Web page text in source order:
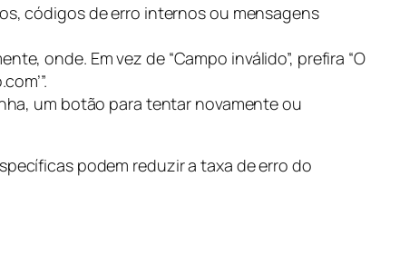
códigos de erro internos ou mensagens
onde. Em vez de “Campo inválido”, prefira “O
um botão para tentar novamente ou
podem reduzir a taxa de erro do